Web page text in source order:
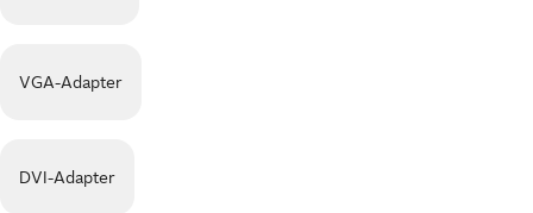
VGA-Adapter
DVI-Adapter